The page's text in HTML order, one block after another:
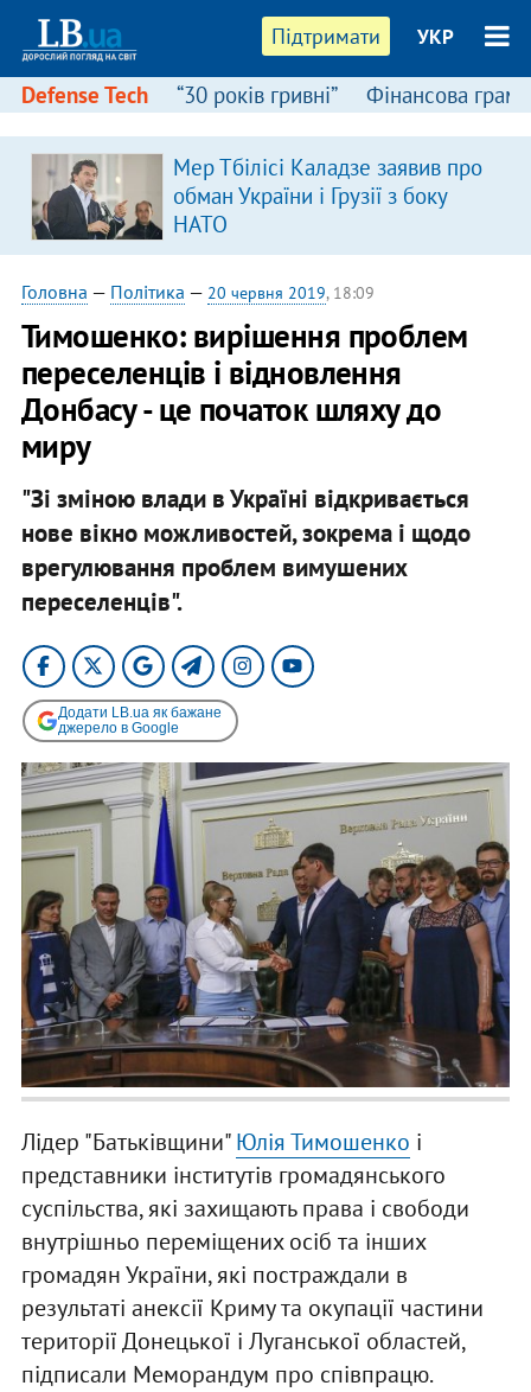
Підтримати УКР
Defense Tech “30 років гривні” Фінансова
Мер Тбілісі Каладзе заявив про
обман України і Грузії з боку
НАТО
Головна — Політика — 20 червня 2019, 18:09
Тимошенко: вирішення проблем
переселенців і відновлення
Донбасу - це початок шляху до
миру
"Зі зміною влади в Україні відкривається
нове вікно можливостей, зокрема і щодо
врегулювання проблем вимушених
переселенців".
Додати LB.ua як бажане
джерело в Google
Лідер "Батьківщини"Юлія Тимошенко і
представники інститутів громадянського
суспільства, які захищають права і свободи
внутрішньо переміщених осіб та інших
громадян України, які постраждали в
результаті анексії Криму та окупації частини
території Донецької і Луганської областей,
підписали Меморандум про співпрацю.